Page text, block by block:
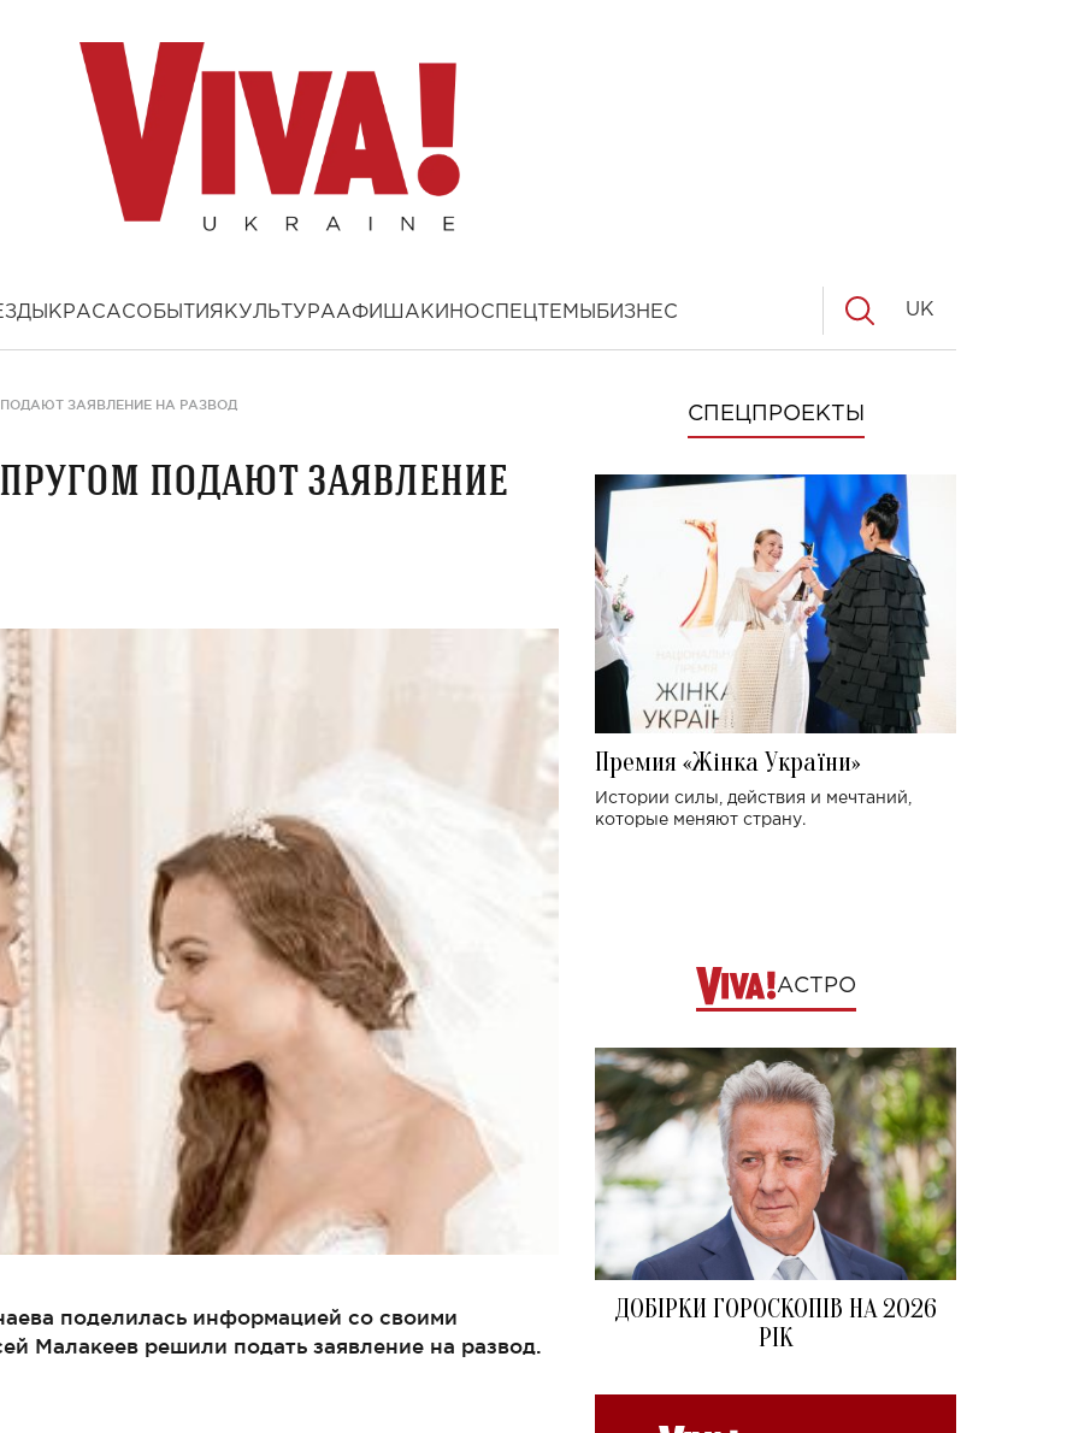
КРАСАСОБЫТИЯ КУЛЬТУРААФИША КИНОСПЕЦТЕМЫ БИЗНЕС UK
ЗАЯВЛЕНИЕ НА РАЗВОД
подают заявление
поделилась информацией со своими
Малакеев решили подать заявление на развод.
СПЕЦПРОЕКТЫ
Премия «Жінка України»
Истории силы, действия и мечтаний,
которые меняют страну.
АСТРО
ДОБІРКИ ГОРОСКОПІВ НА 2026
РІК